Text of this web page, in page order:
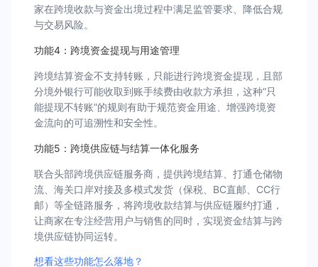
家在跨境收款与资金出境过程中满足监管要求、降低合规
与交易风险。
功能4：跨境资金提现与用途管理
跨境结算资金不支持转账，只能进行跨境资金提现，且部
分境外银行可能收取到账手续费由收款方承担，这种“只
能提现不转账”的规则有助于规范资金用途、增强跨境资
金流向的可追溯性和安全性。
功能5：跨境供应链与结算一体化服务
联合头部跨境供应链服务商，提供跨境结算、打通仓储物
流、海关口岸对接及多模式发货（保税、BC直邮、CC行
邮）等全链路服务，将跨境收款结算与供应链履约打通，
让商家在专注经营用户与销售的同时，实现资金结算与跨
境供应链协同运转。
想看这些功能怎么落地？